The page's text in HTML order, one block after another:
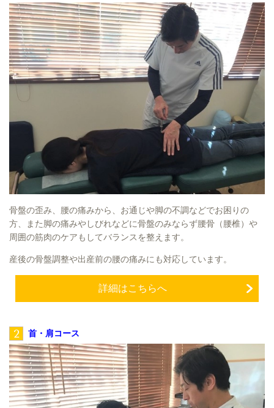
骨盤の歪み、腰の痛みから、お通じや脚の不調などでお困りの
方、また脚の痛みやしびれなどに骨盤のみならず腰骨（腰椎）や
周囲の筋肉のケアもしてバランスを整えます。
産後の骨盤調整や出産前の腰の痛みにも対応しています。
詳細はこちらへ
2 首・肩コース